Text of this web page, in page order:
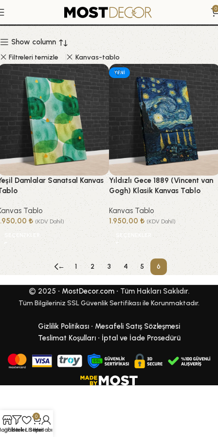
0
Kanvas Tablo
Show column
Filtreleri temizle
Kanvas-tablo
Damlalar Sanatsal Kanvas
Tablo
₺ (KDV Dahil)
SEÇENEKLER
YENI
Yıldızlı Gece 1889 (Vincent van
Gogh) Klasik Kanvas Tablo
Kanvas Tablo
1.950,00 ₺ (KDV Dahil)
SEÇENEKLER
← 1 2 3 4 5 6
© 2025 • MostDecor.com • Tüm Hakları Saklıdır.
Tüm Bilgileriniz SSL Güvenlik Sertifikası ile Korunmaktadır.
Gizlilik Politikası • Mesafeli Satış Sözleşmesi
Teslimat Koşulları• İptal ve İade Prosedürü
Filtreler
İstek Listesi
0
Sepet
Hesabım